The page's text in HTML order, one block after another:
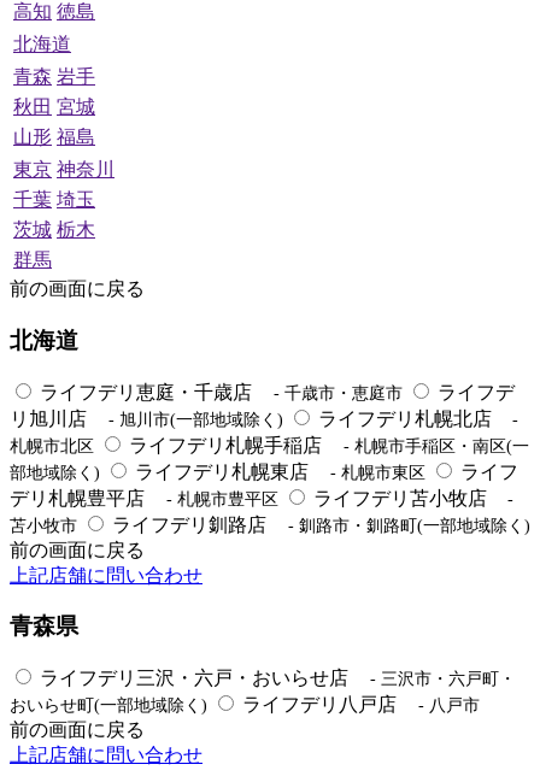
高知 徳島
北海道
青森 岩手
秋田 宮城
山形 福島
東京 神奈川
千葉 埼玉
茨城 栃木
群馬
前の画面に戻る
北海道
ライフデリ恵庭・千歳店 - 千歳市・恵庭市
ライフデ
リ旭川店
- 旭川市(一部地域除く) ライフデリ札幌北店
-
札幌市北区
ライフデリ札幌手稲店
- 札幌市手稲区・南区(一
部地域除く)
ライフデリ札幌東店 - 札幌市東区
ライフ
デリ札幌豊平店
- 札幌市豊平区 ライフデリ苫小牧店
-
苫小牧市
ライフデリ釧路店 - 釧路市・釧路町(一部地域除く)
前の画面に戻る
上記店舗に問い合わせ
青森県
ライフデリ三沢・六戸・おいらせ店
- 三沢市・六戸町・
おいらせ町(一部地域除く)
ライフデリ八戸店 - 八戸市
前の画面に戻る
上記店舗に問い合わせ